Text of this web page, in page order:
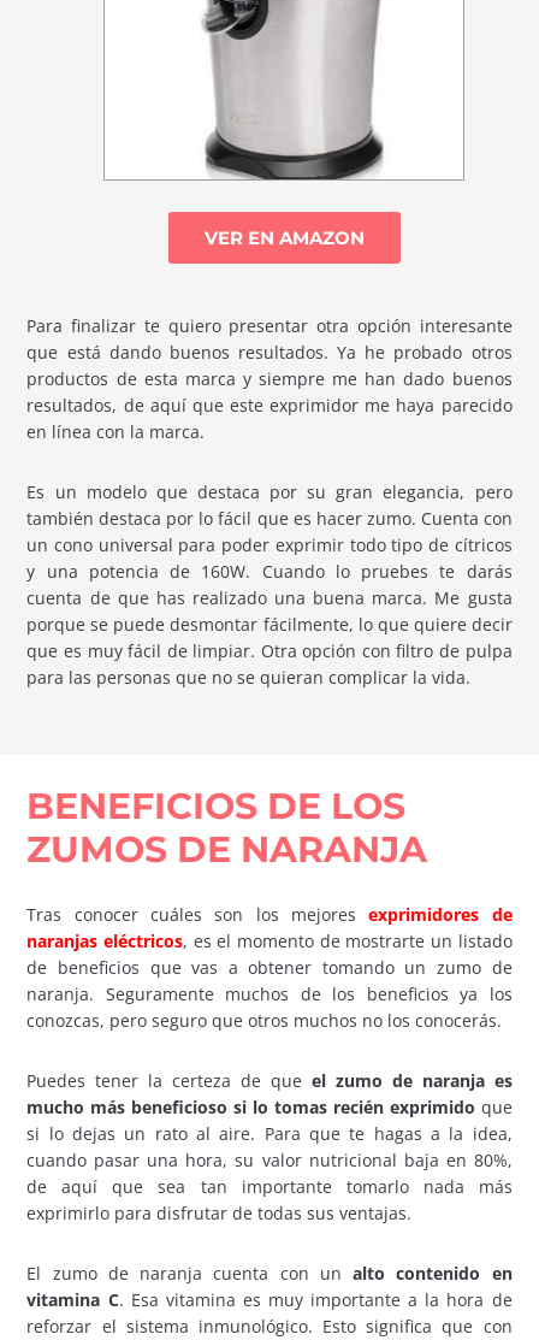
VER EN AMAZON
Para finalizar te quiero presentar otra opción interesante
que está dando buenos resultados. Ya he probado otros
productos de esta marca y siempre me han dado buenos
resultados, de aquí que este exprimidor me haya parecido
en línea con la marca.
Es un modelo que destaca por su gran elegancia, pero
también destaca por lo fácil que es hacer zumo. Cuenta con
un cono universal para poder exprimir todo tipo de cítricos
y una potencia de 160W. Cuando lo pruebes te darás
cuenta de que has realizado una buena marca. Me gusta
porque se puede desmontar fácilmente, lo que quiere decir
que es muy fácil de limpiar. Otra opción con filtro de pulpa
para las personas que no se quieran complicar la vida.
BENEFICIOS DE LOS
ZUMOS DE NARANJA
Tras conocer cuáles son los mejoresexprimidores de
naranjas eléctricos, es el momento de mostrarte un listado
de beneficios que vas a obtener tomando un zumo de
naranja. Seguramente muchos de los beneficios ya los
conozcas, pero seguro que otros muchos no los conocerás.
Puedes tener la certeza de que el zumo de naranja es
mucho más beneficioso si lo tomas recién exprimido que
si lo dejas un rato al aire. Para que te hagas a la idea,
cuando pasar una hora, su valor nutricional baja en 80%,
de aquí que sea tan importante tomarlo nada más
exprimirlo para disfrutar de todas sus ventajas.
El zumo de naranja cuenta con un alto contenido en
vitamina C. Esa vitamina es muy importante a la hora de
reforzar el sistema inmunológico. Esto significa que con